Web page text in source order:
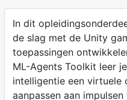
In dit
de slag met de Unity
toepassingen
ML-Agents Toolkit leer
intelligentie een virtuele
aanpassen aan